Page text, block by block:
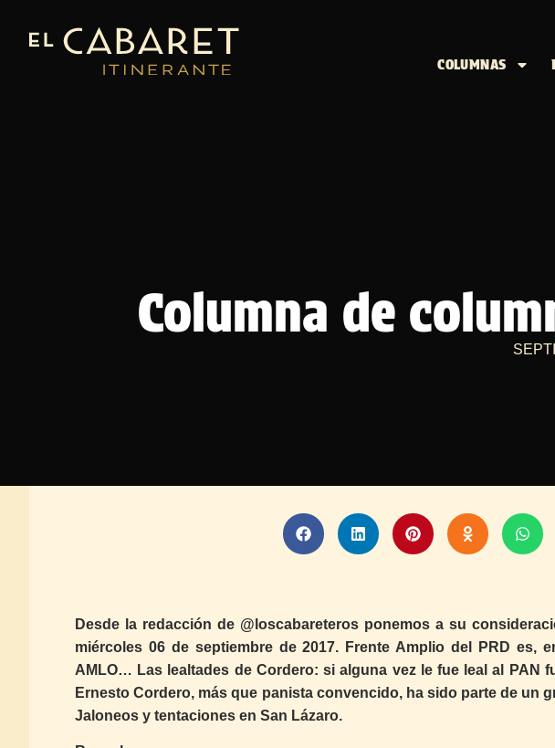
COLUMNAS
Columna de
Desde la redacción de @loscabareteros ponemos a su
miércoles 06 de septiembre de 2017. Frente Amplio del PRD es,
AMLO… Las lealtades de Cordero: si alguna vez le fue leal al PAN
Ernesto Cordero, más que panista convencido, ha sido parte de
Jaloneos y tentaciones en San Lázaro.